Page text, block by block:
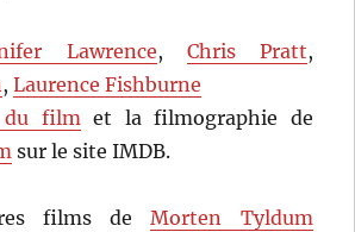
Lawrence, Chris Pratt,
,Laurence Fishburne
du filmet la filmographie de
sur le site IMDB.
films deMorten Tyldum